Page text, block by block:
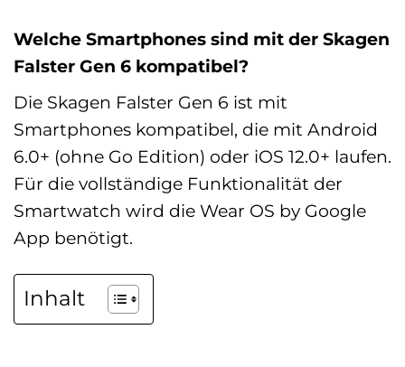
Welche Smartphones sind mit der Skagen
Falster Gen 6 kompatibel?
Die Skagen Falster Gen 6 ist mit
Smartphones kompatibel, die mit Android
6.0+ (ohne Go Edition) oder iOS 12.0+ laufen.
Für die vollständige Funktionalität der
Smartwatch wird die Wear OS by Google
App benötigt.
Inhalt